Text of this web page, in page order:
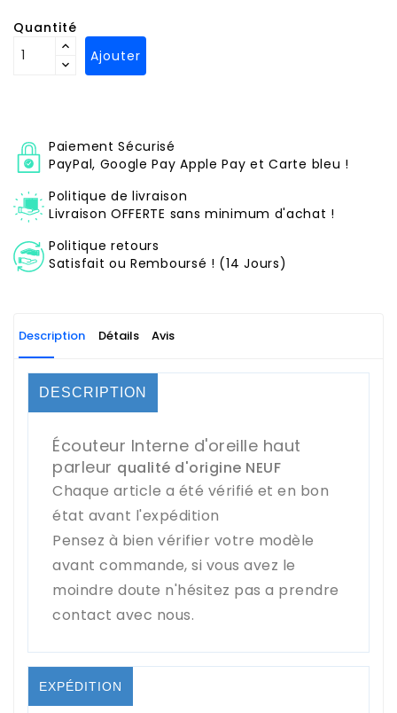
Quantité
Ajouter
Paiement Sécurisé
PayPal, Google Pay Apple Pay et Carte bleu !
Politique de livraison
Livraison OFFERTE sans minimum d'achat !
Politique retours
Satisfait ou Remboursé ! (14 Jours)
Description Détails Avis
DESCRIPTION
Écouteur Interne d'oreille haut
parleur qualité d'origine NEUF
Chaque article a été vérifié et en bon
état avant l'expédition
Pensez à bien vérifier votre modèle
avant commande, si vous avez le
moindre doute n'hésitez pas a prendre
contact avec nous.
EXPÉDITION